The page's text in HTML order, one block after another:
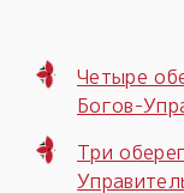
Четыре
Богов-
Три